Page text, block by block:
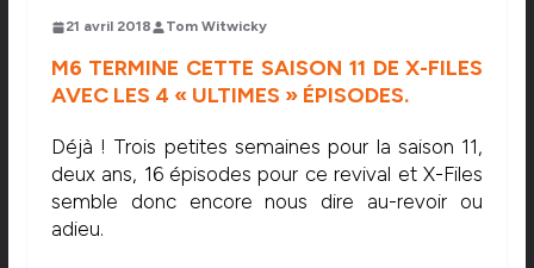
21 avril 2018 Tom Witwicky
M6 TERMINE CETTE SAISON 11 DE X-FILES
AVEC LES 4 « ULTIMES » ÉPISODES.
Déjà ! Trois petites semaines pour la saison 11,
deux ans, 16 épisodes pour ce revival et X-Files
semble donc encore nous dire au-revoir ou
adieu.